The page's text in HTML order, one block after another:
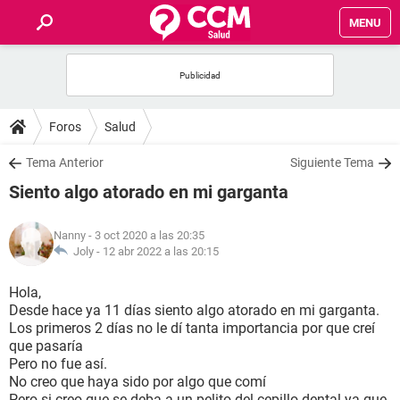
MENU
FOROS
SALUD
NUTRICIÓN
BIENESTAR
SEXUALIDAD
GLOSARIO
Foros Salud
Tema Anterior Siguiente Tema
Siento algo atorado en mi garganta
Nanny - 3 oct 2020 a las 20:35
Joly - 12 abr 2022 a las 20:15
Hola,
Desde hace ya 11 días siento algo atorado en mi garganta.
Los primeros 2 días no le dí tanta importancia por que creí
que pasaría
Pero no fue así.
No creo que haya sido por algo que comí